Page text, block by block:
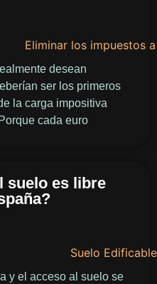
desean
ser los primeros
la carga impositiva
cada euro
suelo es libre
y el acceso al suelo se